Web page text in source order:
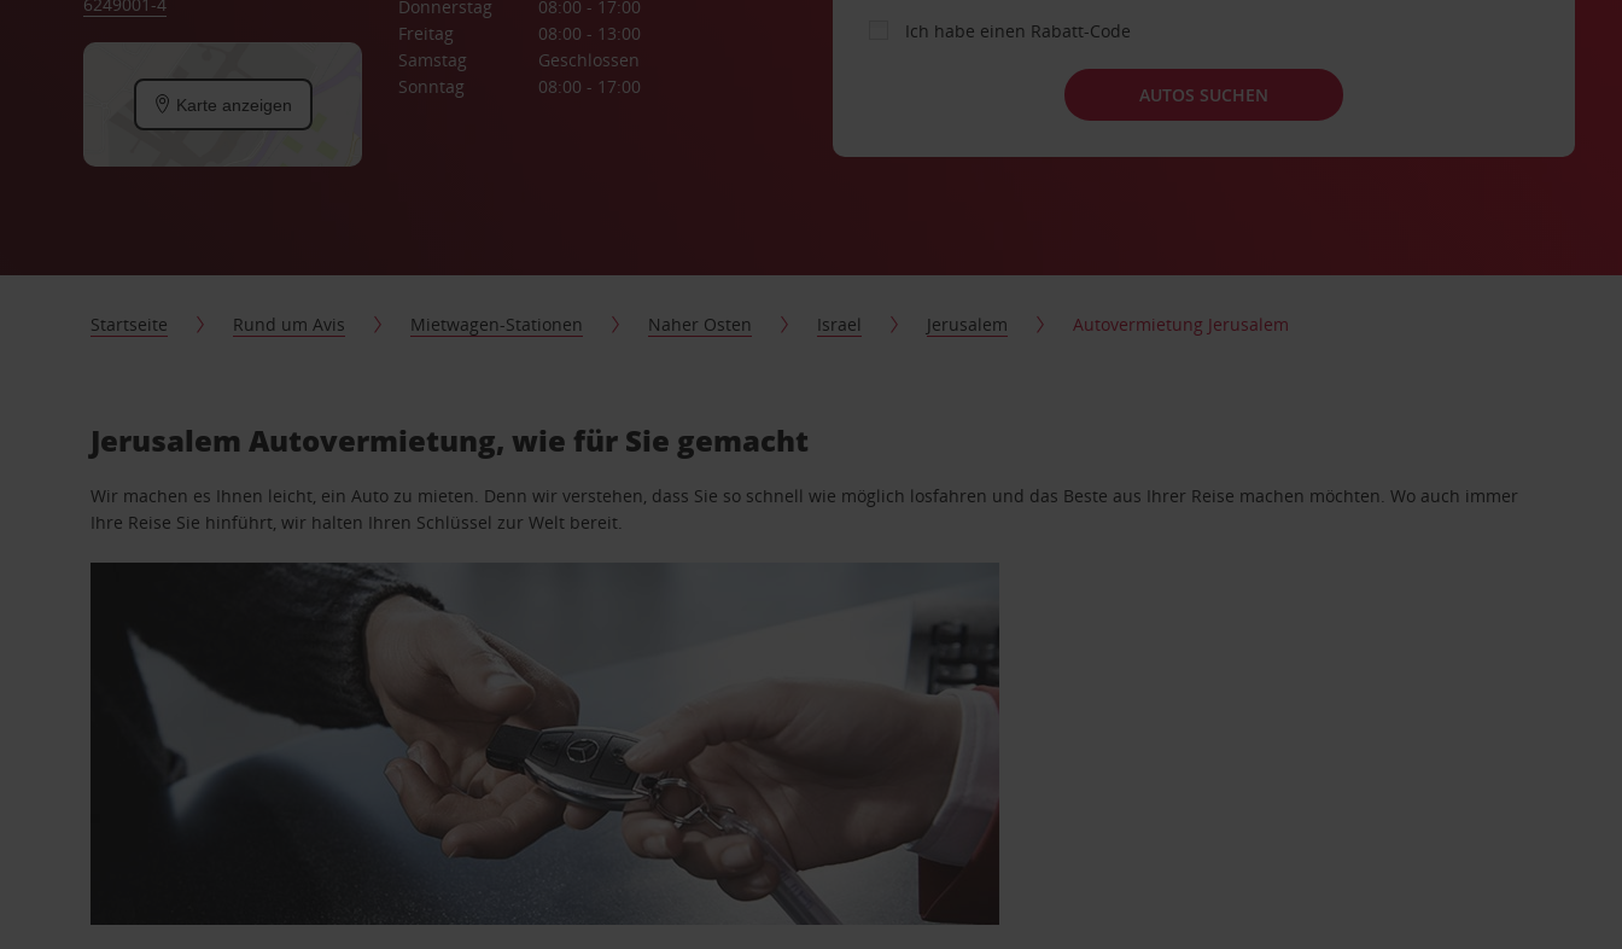
Karte anzeigen
Donnerstag
08:00 - 17:00
Freitag
08:00 - 13:00
Samstag
Geschlossen
Sonntag
08:00 - 17:00
Ich habe einen Rabatt-Code
AUTOS SUCHEN
Startseite Rund um Avis Mietwagen-Stationen Naher Osten Israel Jerusalem Autovermietung Jerusalem
Jerusalem Autovermietung, wie für Sie gemacht
Wir machen es Ihnen leicht, ein Auto zu mieten. Denn wir verstehen, dass Sie so schnell wie möglich losfahren und das Beste aus Ihrer Reise machen möchten. Wo auch immer
Ihre Reise Sie hinführt, wir halten Ihren Schlüssel zur Welt bereit.